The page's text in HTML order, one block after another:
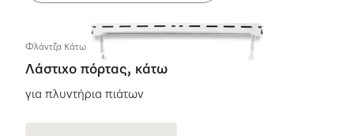
Φλάντζα Κάτω
Λάστιχο πόρτας, κάτω
για πλυντήρια πιάτων